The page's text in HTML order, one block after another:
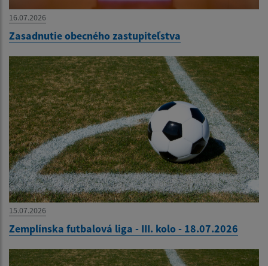
16.07.2026
Zasadnutie obecného zastupiteľstva
15.07.2026
Zemplínska futbalová liga - III. kolo - 18.07.2026